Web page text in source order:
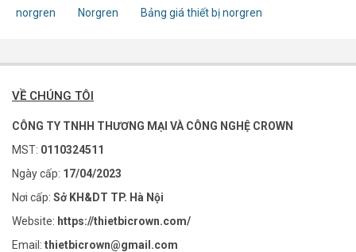
norgren
Norgren Bảng giá thiết bị norgren
VỀ CHÚNG TÔI
CÔNG TY TNHH THƯƠNG MẠI VÀ CÔNG NGHỆ CROWN
MST: 0110324511
Ngày cấp: 17/04/2023
Nơi cấp: Sở KH&DT TP. Hà Nội
Website: https://thietbicrown.com/
Email: thietbicrown@gmail.com